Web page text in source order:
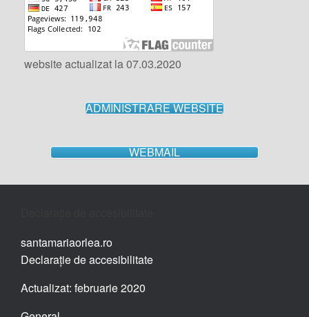
website actualizat la 07.03.2020
ADMINISTRARE WEBSITE
WEBMAIL
santamariaorlea.ro
Declarație de accesibilitate
Actualizat: februarie 2020